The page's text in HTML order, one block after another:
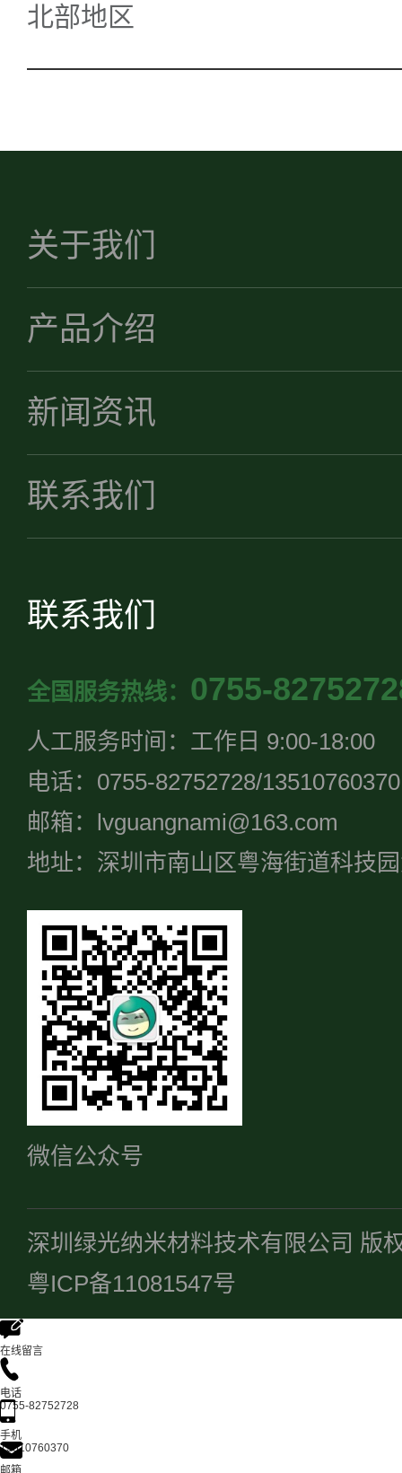
北部地区
关于我们
产品介绍
新闻资讯
联系我们
联系我们
全国服务热线： 0755-
人工服务时间：工作日 9:00-18:00
电话：0755-82752728/13510760370
邮箱：lvguangnami@163.com
地址：深圳市南山区粤海街道科技
微信公众号
深圳绿光纳米材料技术有限公司 版
粤ICP备11081547号
在线留言
电话
0755-82752728
手机
13510760370
邮箱